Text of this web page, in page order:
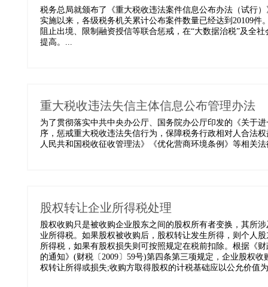
税务总局就颁布了《重大税收违法案件信息公布办法（试行
实施以来，各级税务机关累计公布案件数量已经达到20109
阻止出境、限制融资授信等联合惩戒，在“大数据治税”及全
提高。...
重大税收违法失信主体信息公布管理办法
为了贯彻落实中共中央办公厅、国务院办公厅印发的《关于
序，惩戒重大税收违法失信行为，保障税务行政相对人合法
人民共和国税收征收管理法》《优化营商环境条例》等相关
股权转让企业所得税处理
股权收购只是被收购企业股东之间的股权所有者变换，其所
业所得税。如果股权被收购后，股权转让发生所得，则个人
所得税，如果有股权损失则可按照规定在税前扣除。根据《
的通知》(财税〔2009〕59号)第四条第三项规定，企业股权
权转让所得或损失;收购方取得股权的计税基础应以公允价值